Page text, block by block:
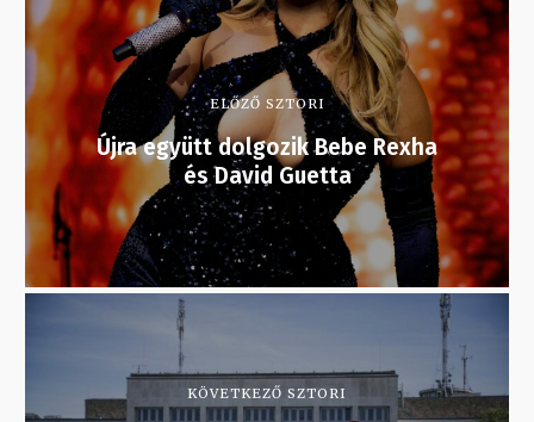
ELŐZŐ SZTORI
Újra együtt dolgozik Bebe Rexha
és David Guetta
KÖVETKEZŐ SZTORI